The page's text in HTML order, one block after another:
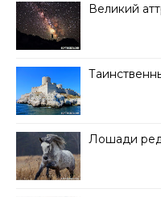
Великий
Лошади